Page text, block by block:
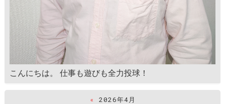
こんにちは。 仕事も遊びも全力投球！
« 2026年4月